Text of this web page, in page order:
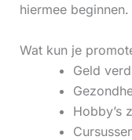
hiermee beginnen.
Wat kun je
Geld
Hobby’s